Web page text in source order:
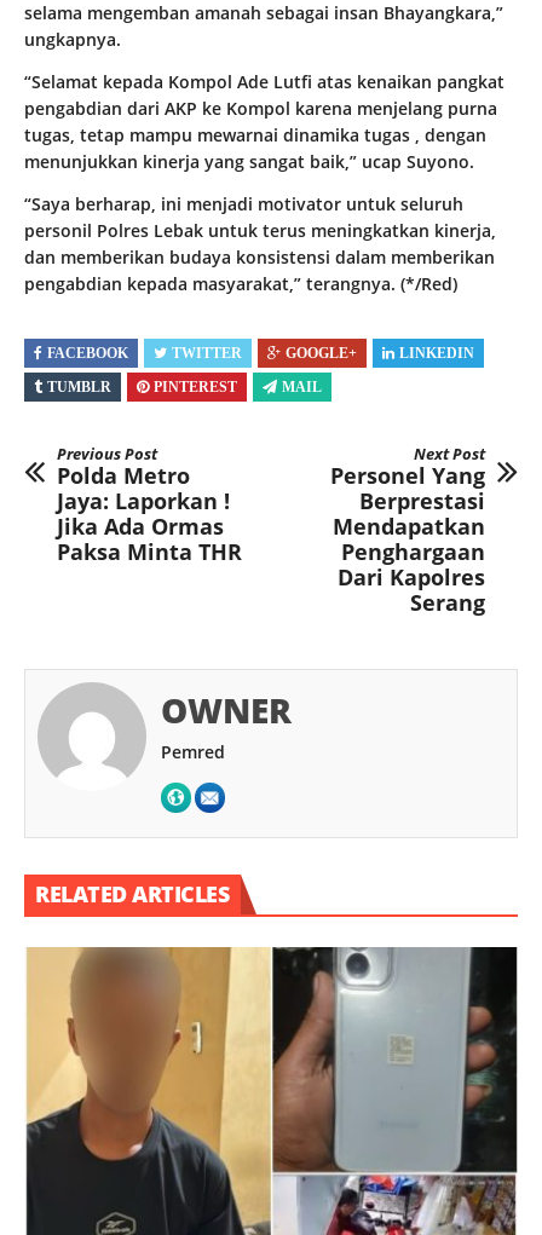
selama mengemban amanah sebagai insan Bhayangkara,”
ungkapnya.
“Selamat kepada Kompol Ade Lutfi atas kenaikan pangkat
pengabdian dari AKP ke Kompol karena menjelang purna
tugas, tetap mampu mewarnai dinamika tugas , dengan
menunjukkan kinerja yang sangat baik,” ucap Suyono.
“Saya berharap, ini menjadi motivator untuk seluruh
personil Polres Lebak untuk terus meningkatkan kinerja,
dan memberikan budaya konsistensi dalam memberikan
pengabdian kepada masyarakat,” terangnya. (*/Red)
FACEBOOK TWITTER GOOGLE+
LINKEDIN
TUMBLR
PINTEREST MAIL
Previous Post
Polda Metro
Jaya: Laporkan !
Jika Ada Ormas
Paksa Minta THR
Next Post
Personel Yang
Berprestasi
Mendapatkan
Penghargaan
Dari Kapolres
Serang
OWNER
Pemred
RELATED ARTICLES